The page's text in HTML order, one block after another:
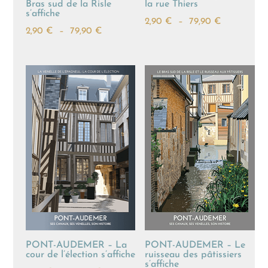
Bras sud de la Risle
s’affiche
2,90 € – 79,90 €Plage
2,90 €
à
79,90 €
la rue Thiers
2,90 € – 79,90 €Plage
2,90 €
à
79,90 €
PONT-AUDEMER – La
cour de l’élection s’affiche
PONT-AUDEMER – Le
ruisseau des pâtissiers
s’affiche